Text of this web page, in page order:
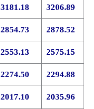
3181.18 3206.89
2854.73 2878.52
2553.13 2575.15
2274.50 2294.88
2017.10 2035.96